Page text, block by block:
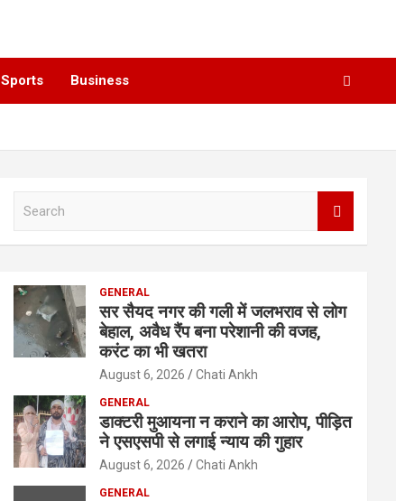
Sports Business
h
GENERAL
सर सैयद नगर की गली में जलभराव से लोग
बेहाल, अवैध रैंप बना परेशानी की वजह,
करंट का भी खतरा
August 6, 2026 Chati Ankh
GENERAL
डाक्टरी मुआयना न कराने का आरोप, पीड़ित
ने एसएसपी से लगाई न्याय की गुहार
August 6, 2026 Chati Ankh
GENERAL